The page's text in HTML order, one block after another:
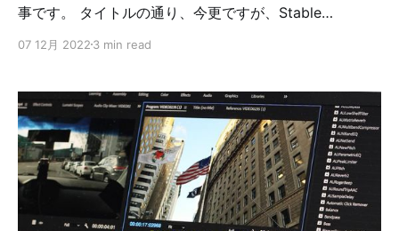
事です。 タイトルの通り、今更ですが、Stable
は、2022年10月中旬ごろなので、Stable Diffusion v1.4
ますが、そちらは未確認です。 Stable Diffusionとは 昨
今流行っているAIを使った画像生成の仕組みの1つです。
Stable Diffusionは、2022年8月頃にオープンソース化
されました。 これによって（頑張れば）ローカルマシン
で動かせるようになりました。 Stable Diffusionを使っ
ているサービスがいくつも出来ていたりします。 最初は
NovelAIに同梱されているNovelAI Diffusionを使おうと
07 12月 2022 3 min read